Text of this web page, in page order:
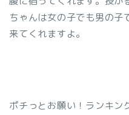
ちゃんは女の子でも男の子
来てくれますよ。
ポチっとお願い！ランキン